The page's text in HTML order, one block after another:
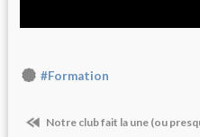
#Formation
Notre club fait la une (ou